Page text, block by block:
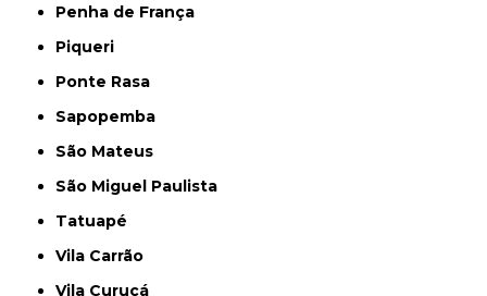
Penha de França
Piqueri
Ponte Rasa
Sapopemba
São Mateus
São Miguel Paulista
Tatuapé
Vila Carrão
Vila Curuçá